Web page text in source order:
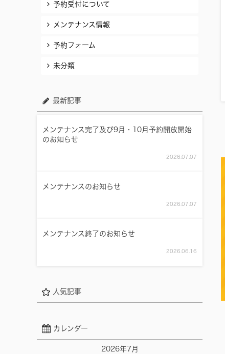
予約受付について
メンテナンス情報
予約フォーム
未分類
最新記事
メンテナンス完了及び9月・10月予約開放開始
のお知らせ
2026.07.07
メンテナンスのお知らせ
2026.07.07
メンテナンス終了のお知らせ
2026.06.16
人気記事
カレンダー
2026年7月